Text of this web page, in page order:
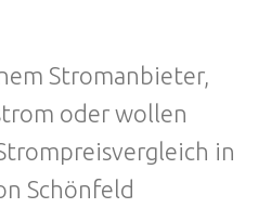
Stromanbieter,
oder wollen
in
Schönfeld